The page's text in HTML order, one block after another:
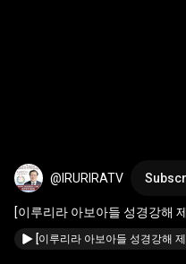
@IRURIRATV
[이루리라 아보아들 성경강해
상 - 홍성필 목사